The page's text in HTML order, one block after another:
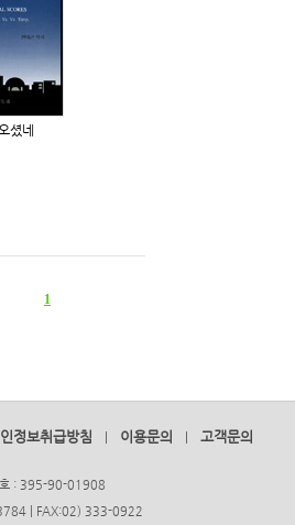
셨네
1
정보취급방침 이용문의 고객문의
호 : 395-90-01908
3784 | FAX:02) 333-0922